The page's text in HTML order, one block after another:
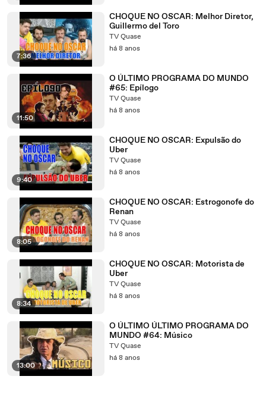
7:36
CHOQUE NO OSCAR: Melhor Diretor,
Guillermo del Toro
TV Quase
há 8 anos
11:50
O ÚLTIMO PROGRAMA DO MUNDO
#65: Epílogo
TV Quase
há 8 anos
9:40
CHOQUE NO OSCAR: Expulsão do
Uber
TV Quase
há 8 anos
8:05
CHOQUE NO OSCAR: Estrogonofe do
Renan
TV Quase
há 8 anos
8:34
CHOQUE NO OSCAR: Motorista de
Uber
TV Quase
há 8 anos
13:00
O ÚLTIMO ÚLTIMO PROGRAMA DO
MUNDO #64: Músico
TV Quase
há 8 anos